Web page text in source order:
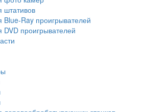
штативов
Blue-Ray проигрывателей
DVD проигрывателей